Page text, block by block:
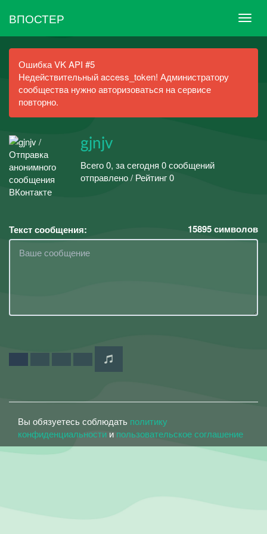
ВПОСТЕР
Ошибка VK API #5
Недействительный access_token! Администратору
сообщества нужно авторизоваться на сервисе
повторно.
gjnjv
Всего 0, за сегодня 0 сообщений
отправлено / Рейтинг 0
Текст сообщения: 15895символов
Вы обязуетесь соблюдать политику
конфиденциальности и пользовательское соглашение